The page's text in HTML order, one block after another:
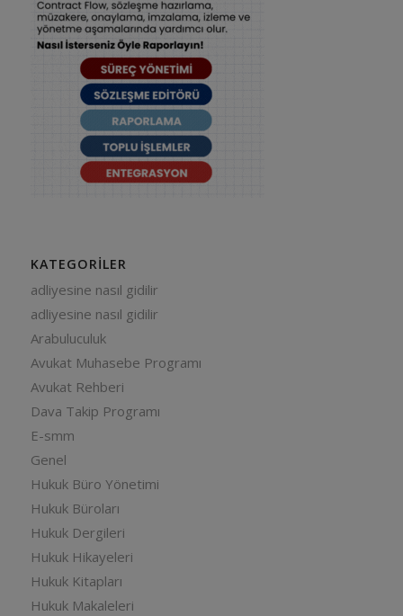
KATEGORILER
adliyesine nasıl gidilir
adliyesine nasıl gidilir
Arabuluculuk
Avukat Muhasebe Programı
Avukat Rehberi
Dava Takip Programı
E-smm
Genel
Hukuk Büro Yönetimi
Hukuk Büroları
Hukuk Dergileri
Hukuk Hikayeleri
Hukuk Kitapları
Hukuk Makaleleri